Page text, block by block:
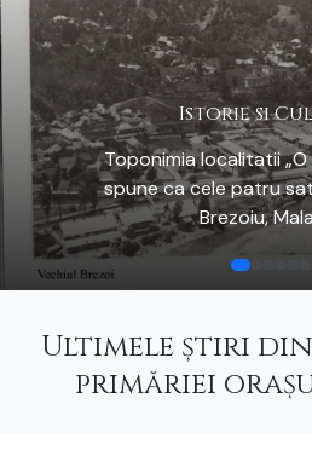
Istorie si
Toponimia localitatii
spune ca cele patru
Brezoiu,
Ultimele știri
primăriei